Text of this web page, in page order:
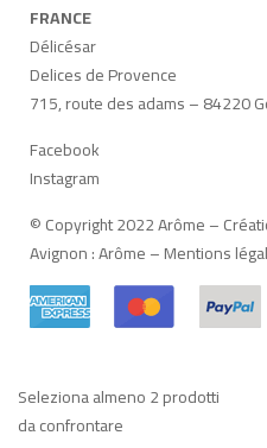
FRANCE
Délicésar
Delices de Provence
715, route des adams – 84220
Facebook
Instagram
© Copyright 2022 Arôme –
Avignon:Arôme–Mentions
Seleziona almeno 2 prodotti
da confrontare